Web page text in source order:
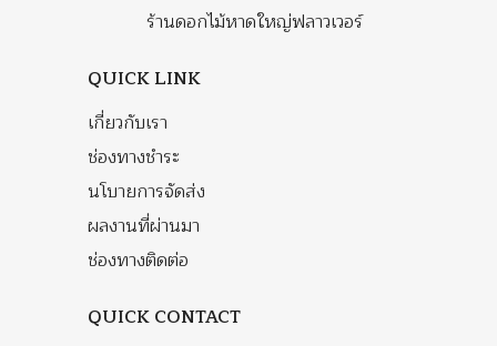
ร้านดอกไม้หาดใหญ่ฟลาวเวอร์
QUICK LINK
เกี่ยวกับเรา
ช่องทางชำระ
นโบายการจัดส่ง
ผลงานที่ผ่านมา
ช่องทางติดต่อ
QUICK CONTACT